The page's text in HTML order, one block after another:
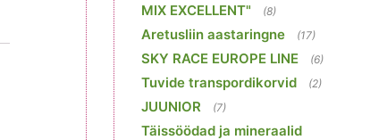
MIX EXCELLENT"
(8)
Aretusliin aastaringne (17)
SKY RACE EUROPE LINE (6)
Tuvide transpordikorvid (2)
JUUNIOR (7)
Täissöödad ja mineraalid